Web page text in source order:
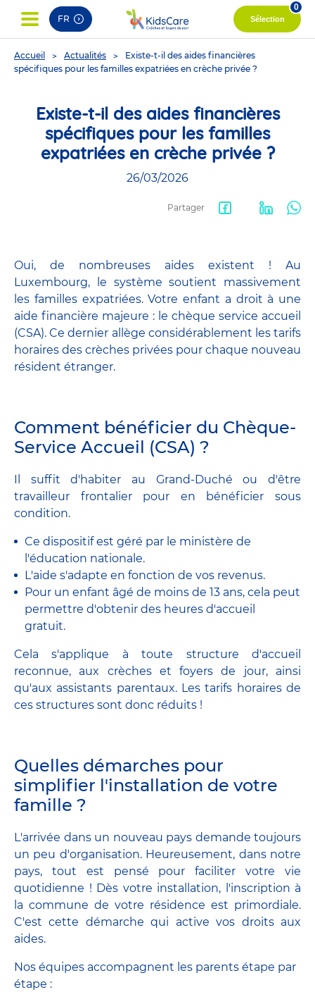
FR Sélection
0
You
are
Accueil Actualités
Existe-t-il des aides financières
spécifiques pour les familles expatriées en crèche privée ?
Existe-t-il des aides financières
spécifiques pour les familles
expatriées en crèche privée ?
26/03/2026
Partager
Oui, de nombreuses aides existent ! Au
Luxembourg, le système soutient massivement
les familles expatriées. Votre enfant a droit à une
aide financière majeure : le chèque service accueil
(CSA). Ce dernier allège considérablement les tarifs
horaires des crèches privées pour chaque nouveau
résident étranger.
Comment bénéficier du Chèque-
Service Accueil (CSA) ?
Il suffit d'habiter au Grand-Duché ou d'être
travailleur frontalier pour en bénéficier sous
condition.
Ce dispositif est géré par le ministère de
l'éducation nationale.
L'aide s'adapte en fonction de vos revenus.
Pour un enfant âgé de moins de 13 ans, cela peut
permettre d'obtenir des heures d'accueil
gratuit.
Cela s'applique à toute structure d'accueil
reconnue, aux crèches et foyers de jour, ainsi
qu'aux assistants parentaux. Les tarifs horaires de
ces structures sont donc réduits !
Quelles démarches pour
simplifier l'installation de votre
famille ?
L'arrivée dans un nouveau pays demande toujours
un peu d'organisation. Heureusement, dans notre
pays, tout est pensé pour faciliter votre vie
quotidienne ! Dès votre installation, l'inscription à
la commune de votre résidence est primordiale.
C'est cette démarche qui active vos droits aux
aides.
Nos équipes accompagnent les parents étape par
étape :